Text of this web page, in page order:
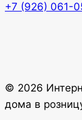
+7 (926) 061-
© 2026
дома в